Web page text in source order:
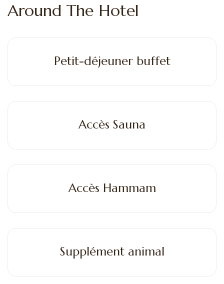
Around The Hotel
Petit-déjeuner buffet
Accès Sauna
Accès Hammam
Supplément animal